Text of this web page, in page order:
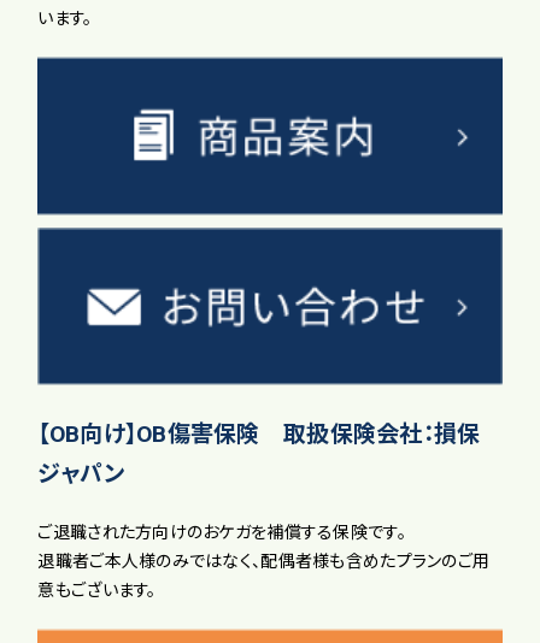
います。
【OB向け】OB傷害保険 取扱保険会社：損保
ジャパン
ご退職された方向けのおケガを補償する保険です。
退職者ご本人様のみではなく、配偶者様も含めたプランのご用
意もございます。